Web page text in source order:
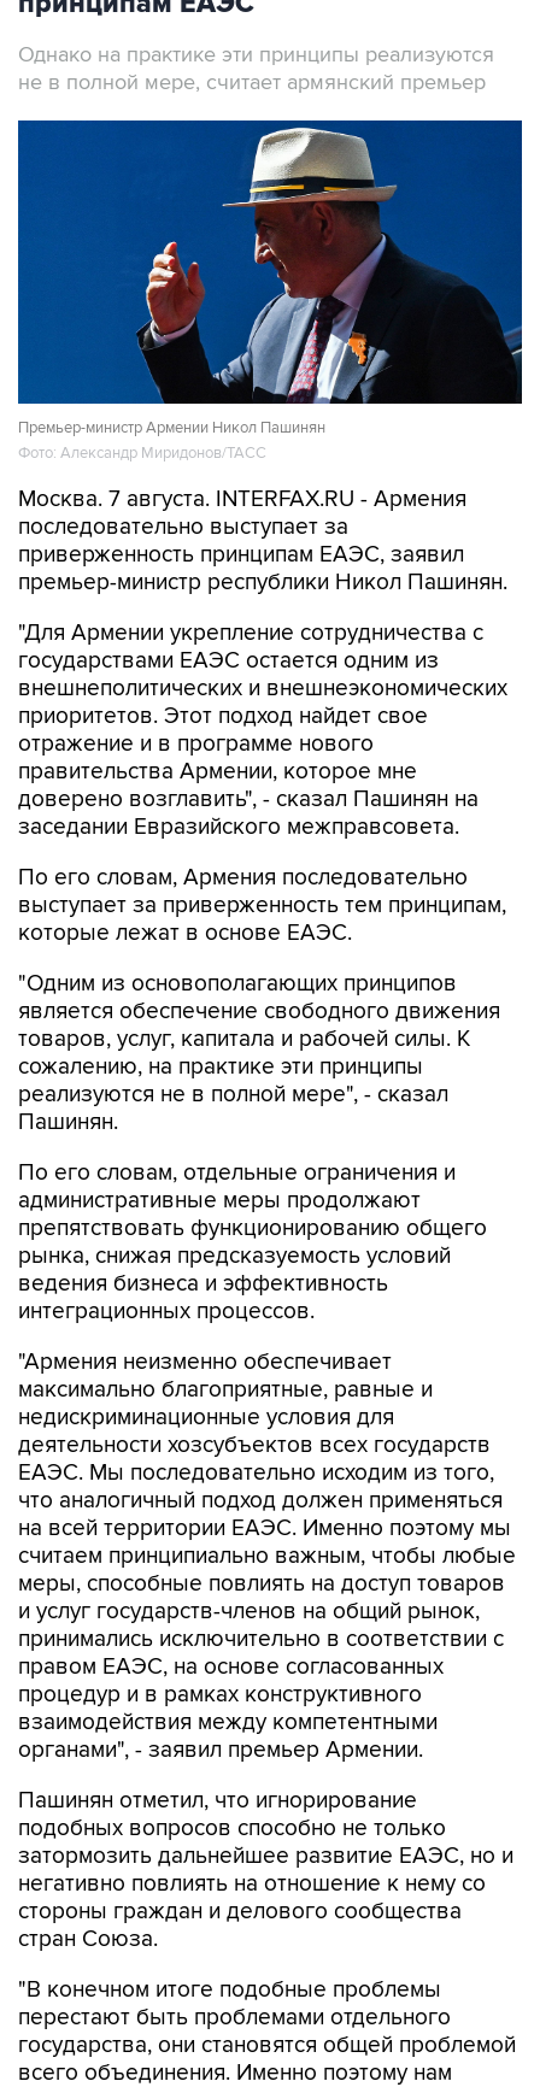
Однако на практике эти принципы реализуются
не в полной мере, считает армянский премьер
Премьер-министр Армении Никол Пашинян
Фото: Александр Миридонов/ТАСС
Москва. 7 августа. INTERFAX.RU - Армения
последовательно выступает за
приверженность принципам ЕАЭС, заявил
премьер-министр республики Никол Пашинян.
"Для Армении укрепление сотрудничества с
государствами ЕАЭС остается одним из
внешнеполитических и внешнеэкономических
приоритетов. Этот подход найдет свое
отражение и в программе нового
правительства Армении, которое мне
доверено возглавить", - сказал Пашинян на
заседании Евразийского межправсовета.
По его словам, Армения последовательно
выступает за приверженность тем принципам,
которые лежат в основе ЕАЭС.
"Одним из основополагающих принципов
является обеспечение свободного движения
товаров, услуг, капитала и рабочей силы. К
сожалению, на практике эти принципы
реализуются не в полной мере", - сказал
Пашинян.
По его словам, отдельные ограничения и
административные меры продолжают
препятствовать функционированию общего
рынка, снижая предсказуемость условий
ведения бизнеса и эффективность
интеграционных процессов.
"Армения неизменно обеспечивает
максимально благоприятные, равные и
недискриминационные условия для
деятельности хозсубъектов всех государств
ЕАЭС. Мы последовательно исходим из того,
что аналогичный подход должен применяться
на всей территории ЕАЭС. Именно поэтому мы
считаем принципиально важным, чтобы любые
меры, способные повлиять на доступ товаров
и услуг государств-членов на общий рынок,
принимались исключительно в соответствии с
правом ЕАЭС, на основе согласованных
процедур и в рамках конструктивного
взаимодействия между компетентными
органами", - заявил премьер Армении.
Пашинян отметил, что игнорирование
подобных вопросов способно не только
затормозить дальнейшее развитие ЕАЭС, но и
негативно повлиять на отношение к нему со
стороны граждан и делового сообщества
стран Союза.
"В конечном итоге подобные проблемы
перестают быть проблемами отдельного
государства, они становятся общей проблемой
всего объединения. Именно поэтому нам